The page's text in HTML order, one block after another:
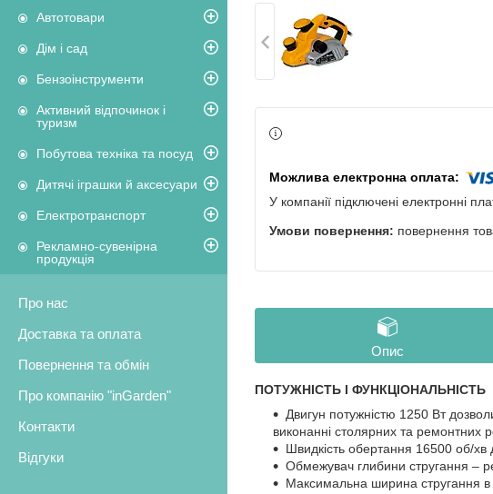
Автотовари
Дім і сад
Бензоінструменти
Активний відпочинок і
туризм
Побутова техніка та посуд
Дитячі іграшки й аксесуари
Електротранспорт
Рекламно-сувенірна
продукція
Про нас
Доставка та оплата
Повернення та обмін
Про компанію "inGarden"
Контакти
Відгуки
У компанії підключені електронні
повернення
Опис
ПОТУЖНІСТЬ І ФУНКЦІОНАЛЬНІСТЬ
Двигун потужністю 1250 Вт
виконанні столярних та ремонтних
Швидкість обертання 16500 об/хв
Обмежувач глибини стругання –
Максимальна ширина стругання в